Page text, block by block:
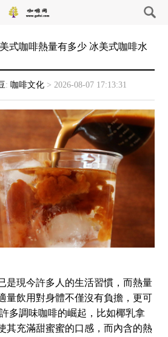
式咖啡熱量有多少 冰美式咖啡水
:咖啡文化 >2026-08-07 17:13:31
是現今許多人的生活習慣，而熱量
量飲用對身體不僅沒有負擔，更可
多調味咖啡的崛起，比如椰乳拿
充滿甜蜜蜜的口感，而內含的熱